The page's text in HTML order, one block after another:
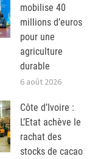
mobilise 40
millions d’euros
pour une
agriculture
durable
6 août 2026
Côte d’Ivoire :
L’Etat achève le
rachat des
stocks de cacao